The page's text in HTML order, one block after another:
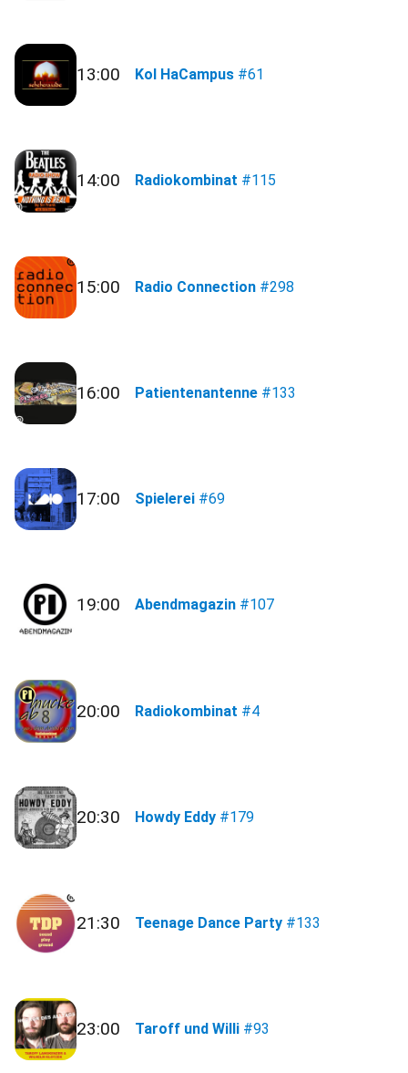
13:00 Kol HaCampus #61
14:00 Radiokombinat #115
15:00 Radio Connection #298
16:00 Patientenantenne #133
17:00 Spielerei #69
19:00 Abendmagazin #107
20:00 Radiokombinat #4
20:30 Howdy Eddy #179
21:30 Teenage Dance Party #133
23:00 Taroff und Willi #93